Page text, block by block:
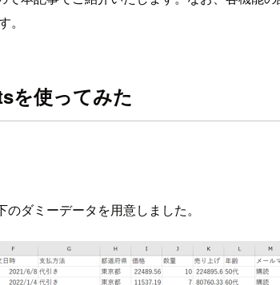
使ってみた
ダミーデータを用意しました。